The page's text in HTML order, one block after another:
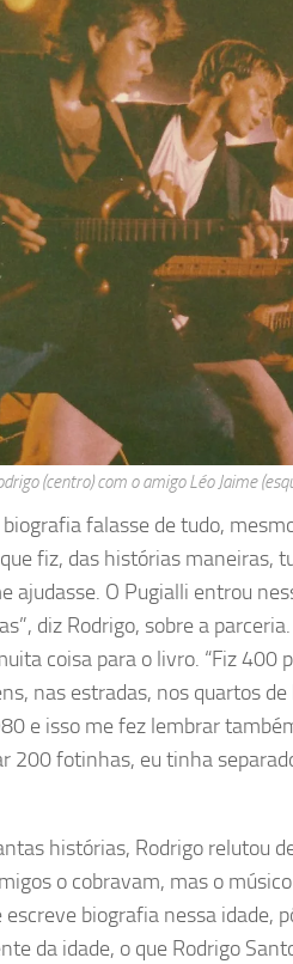
(centro) com o amigo Léo Jaime
falasse de tudo,
fiz, das histórias maneiras,
ajudasse. O Pugialli entrou
diz Rodrigo, sobre a
coisa para o livro. “Fiz 400
nas estradas, nos quartos
e isso me fez lembrar
200 fotinhas, eu tinha
histórias, Rodrigo relutou
o cobravam, mas o
escreve biografia nessa idade,
da idade, o que Rodrigo